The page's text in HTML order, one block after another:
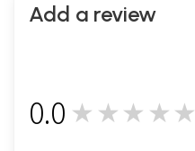
Add a review
0.0 ★★★★★